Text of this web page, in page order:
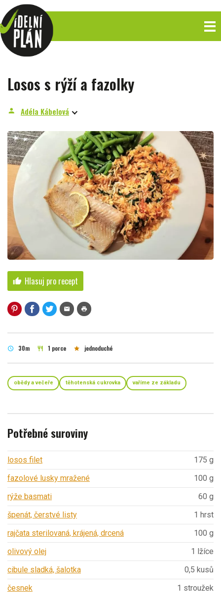
Losos s rýží a fazolky
person Adéla Kábelová
thumb_up Hlasuj pro recept
mail print
schedule 30m restaurant 1 porce star jednoduché
obědy a večeře těhotenská cukrovka vaříme ze základu
Potřebné suroviny
losos filet
175 g
fazolové lusky mražené
100 g
rýže basmati
60 g
špenát, čerstvé listy
1 hrst
rajčata sterilovaná, krájená, drcená
100 g
olivový olej
1 lžíce
cibule sladká, šalotka
0,5 kusů
česnek
1 stroužek